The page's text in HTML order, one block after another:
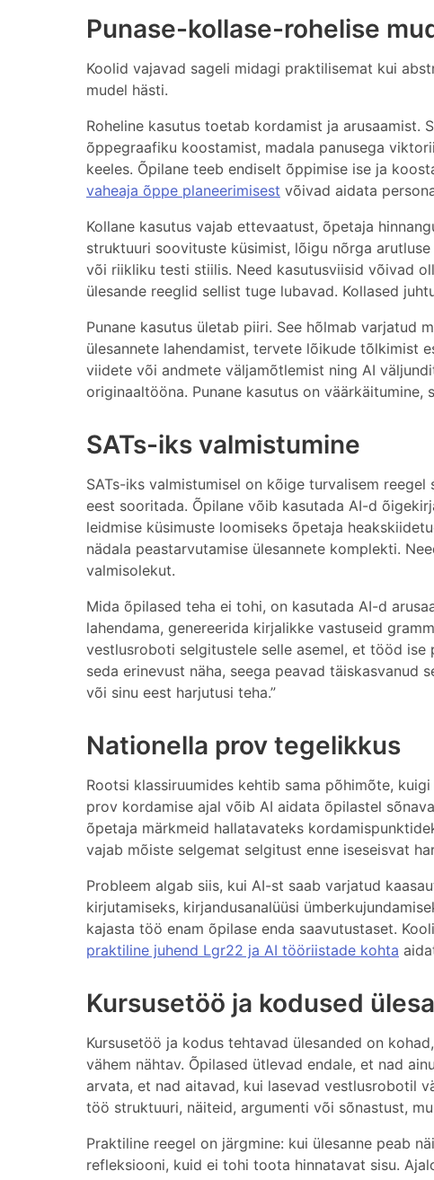
Punase-kollase-rohelise
Koolid vajavad sageli midagi praktilisemat kui
mudel hästi.
Roheline kasutus toetab kordamist ja arusaamist.
õppegraafiku koostamist, madala panusega
keeles. Õpilane teeb endiselt õppimise ise ja
vaheaja õppe planeerimisest võivad aidata
Kollane kasutus vajab ettevaatust, õpetaja
struktuuri soovituste küsimist, lõigu nõrga
või riikliku testi stiilis. Need kasutusviisid võivad
ülesande reeglid sellist tuge lubavad. Kollased
Punane kasutus ületab piiri. See hõlmab varjatud
ülesannete lahendamist, tervete lõikude tõlkimist
viidete või andmete väljamõtlemist ning AI
originaaltööna. Punane kasutus on
SATs-iks valmistumine
SATs-iks valmistumisel on kõige turvalisem
eest sooritada. Õpilane võib kasutada AI-d
leidmise küsimuste loomiseks õpetaja
nädala peastarvutamise ülesannete komplekti.
valmisolekut.
Mida õpilased teha ei tohi, on kasutada AI-d
lahendama, genereerida kirjalikke vastuseid
vestlusroboti selgitustele selle asemel, et tööd
seda erinevust näha, seega peavad täiskasvanud
või sinu eest harjutusi teha.”
Nationella prov tegelikkus
Rootsi klassiruumides kehtib sama põhimõte,
prov kordamise ajal võib AI aidata õpilastel
õpetaja märkmeid hallatavateks
vajab mõiste selgemat selgitust enne iseseisvat
Probleem algab siis, kui AI-st saab varjatud
kirjutamiseks, kirjandusanalüüsi
kajasta töö enam õpilase enda saavutustaset.
praktiline juhend Lgr22 ja AI tööriistade kohta
Kursusetöö ja kodused
Kursusetöö ja kodus tehtavad ülesanded on
vähem nähtav. Õpilased ütlevad endale, et nad
arvata, et nad aitavad, kui lasevad vestlusrobotil
töö struktuuri, näiteid, argumenti või sõnastust,
Praktiline reegel on järgmine: kui ülesanne peab
refleksiooni, kuid ei tohi toota hinnatavat sisu.